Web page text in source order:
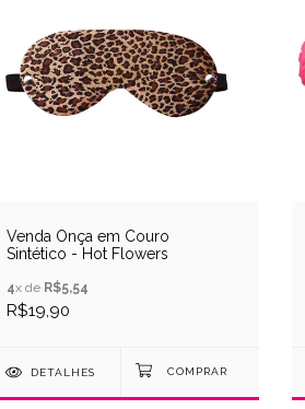
Venda Onça em Couro
Sintético - Hot Flowers
4x de R$5,54
R$19,90
DETALHES